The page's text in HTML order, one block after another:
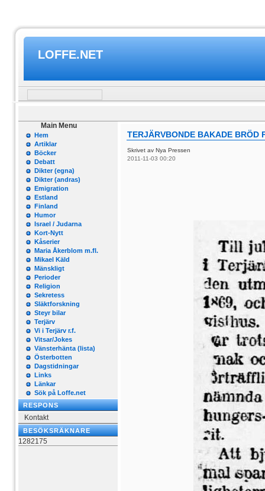
LOFFE.NET
Main Menu
Hem
Artiklar
Böcker
Debatt
Dikter (egna)
Dikter (andras)
Emigration
Estland
Finland
Humor
Israel / Judarna
Kort-Nytt
Kåserier
Maria Åkerblom m.fl.
Mikael Käld
Mänskligt
Perioder
Religion
Sekretess
Släktforskning
Steyr bilar
Terjärv
Vi i Terjärv r.f.
Vitsar/Jokes
Vänsterhänta (lista)
Österbotten
Dagstidningar
Links
Länkar
Sök på Loffe.net
RESPONS
Kontakt
BESÖKSRÄKNARE
1282175
TERJÄRVBONDE BAKADE BRÖD
Skrivet av Nya Pressen
2011-11-03 00:20